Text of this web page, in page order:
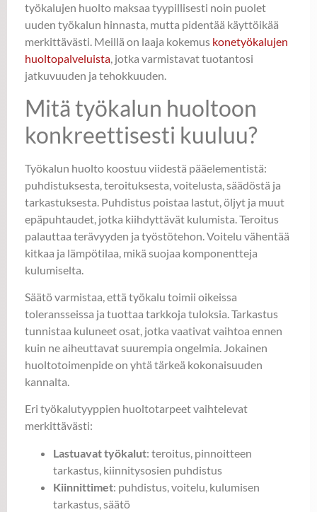
työkalujen huolto maksaa tyypillisesti noin puolet
uuden työkalun hinnasta, mutta pidentää käyttöikää
merkittävästi. Meillä on laaja kokemus konetyökalujen
huoltopalveluista, jotka varmistavat tuotantosi
jatkuvuuden ja tehokkuuden.
Mitä työkalun huoltoon
konkreettisesti kuuluu?
Työkalun huolto koostuu viidestä pääelementistä:
puhdistuksesta, teroituksesta, voitelusta, säädöstä ja
tarkastuksesta. Puhdistus poistaa lastut, öljyt ja muut
epäpuhtaudet, jotka kiihdyttävät kulumista. Teroitus
palauttaa terävyyden ja työstötehon. Voitelu vähentää
kitkaa ja lämpötilaa, mikä suojaa komponentteja
kulumiselta.
Säätö varmistaa, että työkalu toimii oikeissa
toleransseissa ja tuottaa tarkkoja tuloksia. Tarkastus
tunnistaa kuluneet osat, jotka vaativat vaihtoa ennen
kuin ne aiheuttavat suurempia ongelmia. Jokainen
huoltotoimenpide on yhtä tärkeä kokonaisuuden
kannalta.
Eri työkalutyyppien huoltotarpeet vaihtelevat
merkittävästi:
Lastuavat työkalut: teroitus, pinnoitteen
tarkastus, kiinnitysosien puhdistus
Kiinnittimet: puhdistus, voitelu, kulumisen
tarkastus, säätö